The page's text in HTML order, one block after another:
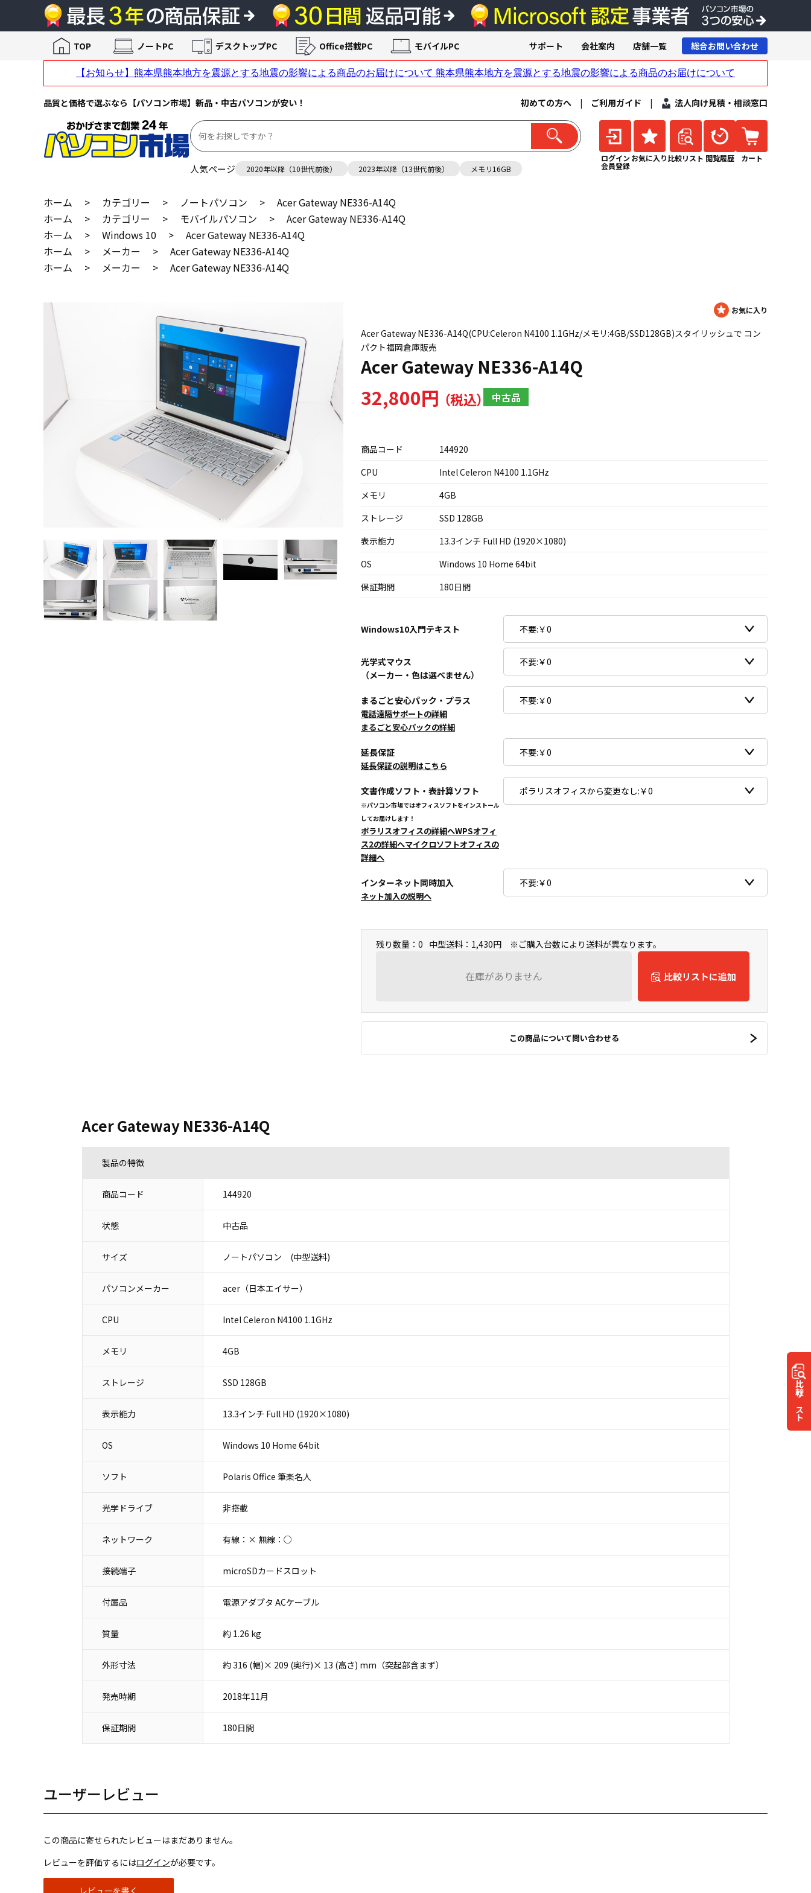
品質と価格で選ぶなら【パソコン市場】新品・中古パソコンが安い！ 初めての方へ | ご利用ガイド | 法人向け見積・相談窓口
人気ページ 2020年以降（10世代前後） 2023年以降（13世代前後） メモリ16GB
ログイン
会員登録
お気に入り 比較リスト 閲覧履歴 カート
TOP ノートPC デスクトップPC Office搭載PC モバイルPC サポート 会社案内 店舗一覧 総合お問い合わせ
ホーム > カテゴリー > ノートパソコン >
Acer Gateway NE336-A14Q
ホーム
> カテゴリー > モバイルパソコン >
Acer Gateway NE336-A14Q
ホーム
> Windows 10 >
Acer Gateway NE336-A14Q
ホーム
> メーカー >
Acer Gateway NE336-A14Q
ホーム
> メーカー > Acer Gateway NE336-A14Q
Acer Gateway NE336-A14Q(CPU:Celeron N4100 1.1GHz/メモリ:4GB/SSD128GB)スタイリッシュで コン
パクト福岡倉庫販売
Acer Gateway NE336-A14Q
32,800円 中古品
商品コード
144920
CPU
Intel Celeron N4100 1.1GHz
メモリ
4GB
ストレージ
SSD 128GB
表示能力
13.3インチ Full HD (1920×1080)
OS
Windows 10 Home 64bit
保証期間
180日間
Windows10入門テキスト
光学式マウス
（メーカー・色は選べません）
まるごと安心パック・プラス
電話遠隔サポートの詳細
まるごと安心パックの詳細
延長保証
延長保証の説明はこちら
文書作成ソフト・表計算ソフト
※パソコン市場ではオフィスソフトをインストール
してお届けします！
ポラリスオフィスの詳細へWPSオフィ
ス2の詳細へマイクロソフトオフィスの
詳細へ
インターネット同時加入
ネット加入の説明へ
残り数量：0 中型送料：1,430円 ※ご購入台数により送料が異なります。
在庫がありません 比較リストに追加
この商品について問い合わせる
比較
リスト
Acer Gateway NE336-A14Q
製品の特徴
商品コード 144920
状態 中古品
サイズ ノートパソコン (中型送料)
パソコンメーカー acer（日本エイサー）
CPU Intel Celeron N4100 1.1GHz
メモリ 4GB
ストレージ SSD 128GB
表示能力 13.3インチ Full HD (1920×1080)
OS Windows 10 Home 64bit
ソフト Polaris Office 筆楽名人
光学ドライブ 非搭載
ネットワーク 有線：× 無線：○
接続端子 microSDカードスロット
付属品 電源アダプタ ACケーブル
質量 約 1.26 kg
外形寸法 約 316 (幅)× 209 (奥行)× 13 (高さ) mm（突起部含まず）
発売時期 2018年11月
保証期間 180日間
ユーザーレビュー
この商品に寄せられたレビューはまだありません。
レビューを評価するにはログインが必要です。
レビューを書く